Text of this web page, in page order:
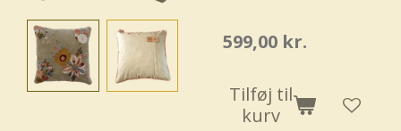
599,00 kr.
Tilføj til
kurv